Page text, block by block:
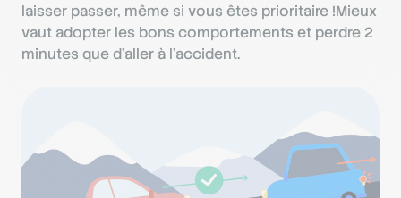
laisser passer, même si vous êtes prioritaire !Mieux
vaut adopter les bons comportements et perdre 2
minutes que d’aller à l’accident.